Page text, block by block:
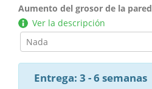
Aumento del grosor de la pared
Ver la descripción
Entrega: 3 - 6 semanas